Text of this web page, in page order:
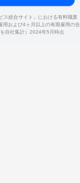
ス総合サイト」における有料職業
用および4ヶ月以上の有期雇用の合
自社集計）2024年5月時点